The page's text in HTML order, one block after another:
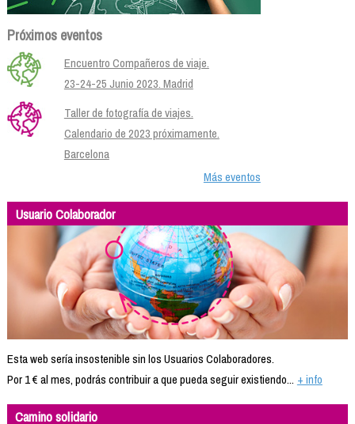
Próximos eventos
Encuentro Compañeros de viaje.
23-24-25 Junio 2023. Madrid
Taller de fotografía de viajes.
Calendario de 2023 próximamente.
Barcelona
Más eventos
Usuario Colaborador
Esta web sería insostenible sin los Usuarios Colaboradores.
Por 1 € al mes, podrás contribuir a que pueda seguir existiendo... + info
Camino solidario